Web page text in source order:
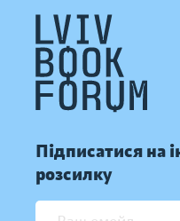
Підписатися на
розсилку